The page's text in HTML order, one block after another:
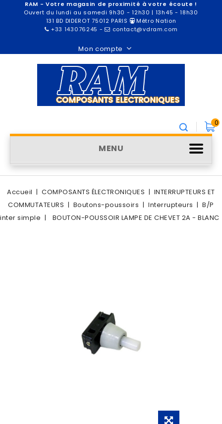
RAM - Votre magasin de proximité à votre écoute !
Ouvert du lundi au samedi 9h30 - 12h30 | 13h45 - 18h30
131 BD DIDEROT 75012 PARIS
Métro Nation
+33 143076245 - contact@vdram.com
Mon compte
0
MENU
Accueil COMPOSANTS ÉLECTRONIQUES
INTERRUPTEURS ET
COMMUTATEURS
Boutons-poussoirs Interrupteurs
B/P
inter simple
BOUTON-POUSSOIR LAMPE DE CHEVET 2A - BLANC